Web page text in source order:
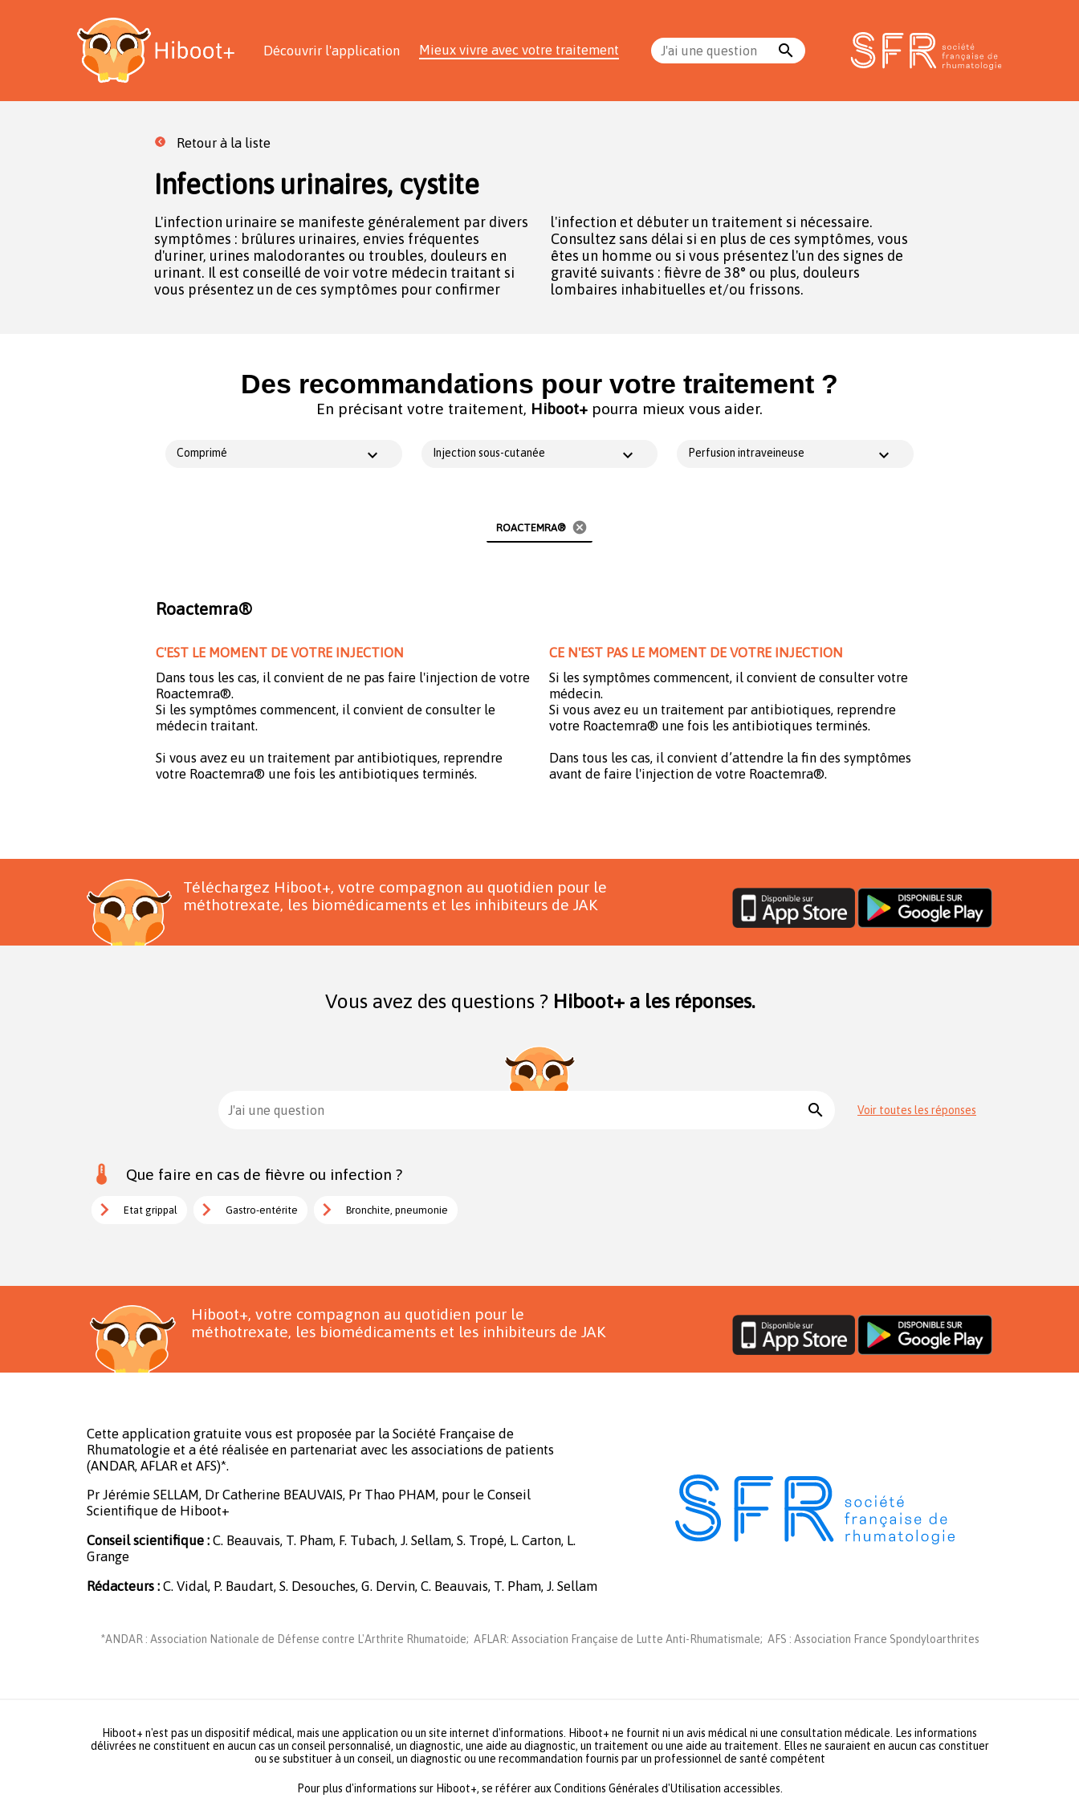
Découvrir l'application Mieux vivre avec votre traitement J'ai une question search
Retour à la liste
Infections urinaires, cystite
L'infection urinaire se manifeste généralement par divers
symptômes : brûlures urinaires, envies fréquentes
d'uriner, urines malodorantes ou troubles, douleurs en
urinant. Il est conseillé de voir votre médecin traitant si
vous présentez un de ces symptômes pour confirmer
l'infection et débuter un traitement si nécessaire.
Consultez sans délai si en plus de ces symptômes, vous
êtes un homme ou si vous présentez l'un des signes de
gravité suivants : fièvre de 38° ou plus, douleurs
lombaires inhabituelles et/ou frissons.
Des recommandations pour votre traitement ?
En précisant votre traitement, Hiboot+ pourra mieux vous aider.
Comprimé Injection sous-cutanée Perfusion intraveineuse
ROACTEMRA® cancel
Roactemra®
C'EST LE MOMENT DE VOTRE INJECTION
Dans tous les cas, il convient de ne pas faire l'injection de votre
Roactemra®.
Si les symptômes commencent, il convient de consulter le
médecin traitant.
Si vous avez eu un traitement par antibiotiques, reprendre
votre Roactemra® une fois les antibiotiques terminés.
CE N'EST PAS LE MOMENT DE VOTRE INJECTION
Si les symptômes commencent, il convient de consulter votre
médecin.
Si vous avez eu un traitement par antibiotiques, reprendre
votre Roactemra® une fois les antibiotiques terminés.
Dans tous les cas, il convient d’attendre la fin des symptômes
avant de faire l'injection de votre Roactemra®.
Téléchargez Hiboot+, votre compagnon au quotidien pour le
méthotrexate, les biomédicaments et les inhibiteurs de JAK
Vous avez des questions ? Hiboot+ a les réponses.
J'ai une question search Voir toutes les réponses
Que faire en cas de fièvre ou infection ?
Etat grippal Gastro-entérite Bronchite, pneumonie
Hiboot+, votre compagnon au quotidien pour le
méthotrexate, les biomédicaments et les inhibiteurs de JAK
Cette application gratuite vous est proposée par la Société Française de
Rhumatologie et a été réalisée en partenariat avec les associations de patients
(ANDAR, AFLAR et AFS)*.
Pr Jérémie SELLAM, Dr Catherine BEAUVAIS, Pr Thao PHAM, pour le Conseil
Scientifique de Hiboot+
Conseil scientifique : C. Beauvais, T. Pham, F. Tubach, J. Sellam, S. Tropé, L. Carton, L.
Grange
Rédacteurs : C. Vidal, P. Baudart, S. Desouches, G. Dervin, C. Beauvais, T. Pham, J. Sellam
*ANDAR : Association Nationale de Défense contre L'Arthrite Rhumatoide; AFLAR: Association Française de Lutte Anti-Rhumatismale; AFS : Association France Spondyloarthrites
Hiboot+ n'est pas un dispositif médical, mais une application ou un site internet d'informations. Hiboot+ ne fournit ni un avis médical ni une consultation médicale. Les informations
délivrées ne constituent en aucun cas un conseil personnalisé, un diagnostic, une aide au diagnostic, un traitement ou une aide au traitement. Elles ne sauraient en aucun cas constituer
ou se substituer à un conseil, un diagnostic ou une recommandation fournis par un professionnel de santé compétent
Pour plus d'informations sur Hiboot+, se référer aux Conditions Générales d'Utilisation accessibles.